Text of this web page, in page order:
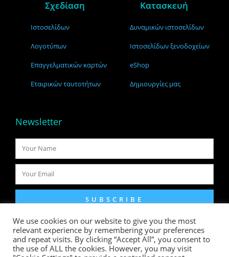
Σχεδίαση
Ιστοσελίδων
Λογοτύπων
Επαγγελματικών καρτών
Εταιρικών ταυτοτήτων
Κατασκευή
Δυναμικών ιστοσελίδων
Ιστοσελίδων ξενοδοχείων
eShop
Δημιουργίες μας
Newsletter
SUBSCRIBE
Πολιτική απορρήτου
We use cookies on our website to give you the most
relevant experience by remembering your preferences
and repeat visits. By clicking “Accept All”, you consent to
the use of ALL the cookies. However, you may visit